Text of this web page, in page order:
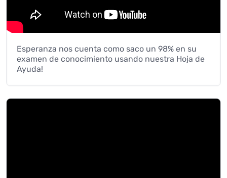
Esperanza nos cuenta como saco un 98% en su
examen de conocimiento usando nuestra Hoja de
Ayuda!